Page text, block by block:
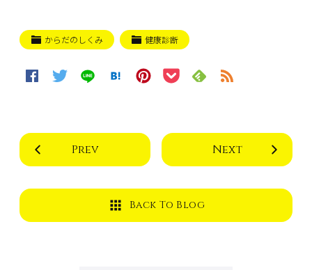
からだのしくみ 健康診断
Prev Next
Back To Blog